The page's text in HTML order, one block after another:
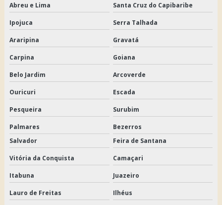
Abreu e Lima Santa Cruz do Capibaribe
Ipojuca Serra Talhada
Araripina Gravatá
Carpina Goiana
Belo Jardim Arcoverde
Ouricuri Escada
Pesqueira Surubim
Palmares
Bezerros
Salvador
Feira de Santana
Vitória da Conquista Camaçari
Itabuna Juazeiro
Lauro de Freitas Ilhéus